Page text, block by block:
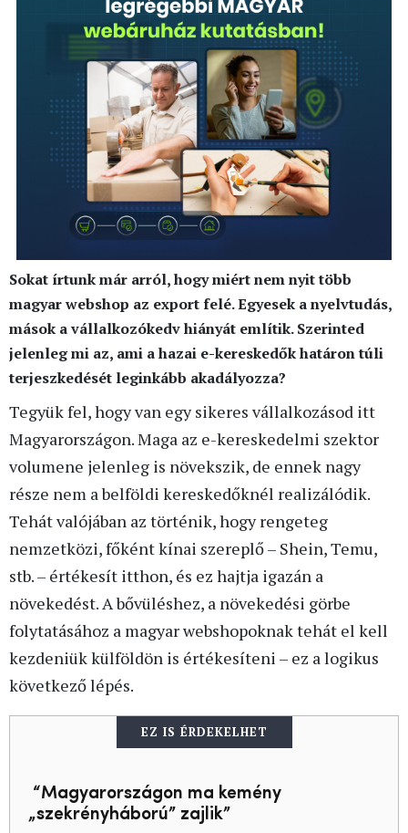
Sokat írtunk már arról, hogy miért nem nyit több
magyar webshop az export felé. Egyesek a nyelvtudás,
mások a vállalkozókedv hiányát említik. Szerinted
jelenleg mi az, ami a hazai e-kereskedők határon túli
terjeszkedését leginkább akadályozza?
Tegyük fel, hogy van egy sikeres vállalkozásod itt
Magyarországon. Maga az e-kereskedelmi szektor
volumene jelenleg is növekszik, de ennek nagy
része nem a belföldi kereskedőknél realizálódik.
Tehát valójában az történik, hogy rengeteg
nemzetközi, főként kínai szereplő – Shein, Temu,
stb. – értékesít itthon, és ez hajtja igazán a
növekedést. A bővüléshez, a növekedési görbe
folytatásához a magyar webshopoknak tehát el kell
kezdeniük külföldön is értékesíteni – ez a logikus
következő lépés.
EZ IS ÉRDEKELHET
“Magyarországon ma kemény
„szekrényháború” zajlik”